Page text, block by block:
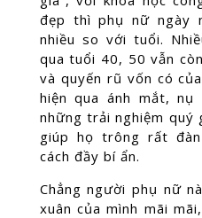
đẹp thì phụ nữ ngày
nhiều so với tuổi.
qua tuổi 40, 50 vẫn
và quyến rũ vốn có
hiện qua ánh mắt,
những trải nghiệm quý
giúp họ trông rất
cách đầy bí ẩn.
Chẳng người phụ nữ
xuân của mình mãi